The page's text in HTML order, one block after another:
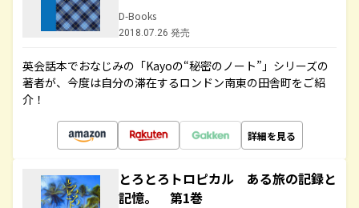
D-Books
2018.07.26 発売
英会話本でおなじみの「Kayoの“秘密のノート”」シリーズの
著者が、今度は自分の滞在するロンドン南東の田舎町をご紹
介！
詳細を見る
とろとろトロピカル ある旅の記録と
記憶。 第1巻